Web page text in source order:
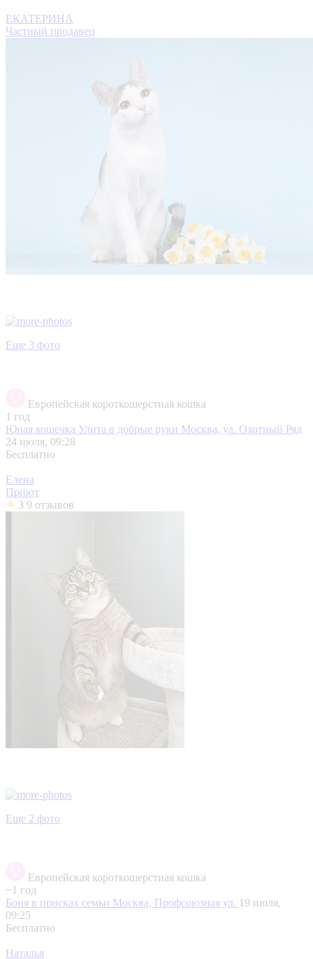
ЕКАТЕРИНА
Частный продавец
Еще 3 фото
Европейская короткошерстная кошка
1 год
Юная кошечка Улита в добрые руки Москва, ул. Охотный Ряд
24 июля, 09:28
Бесплатно
Елена
Приют
3 9 отзывов
Еще 2 фото
Европейская короткошерстная кошка
~1 год
Боня в поисках семьи Москва, Профсоюзная ул. 19 июля,
09:25
Бесплатно
Наталья